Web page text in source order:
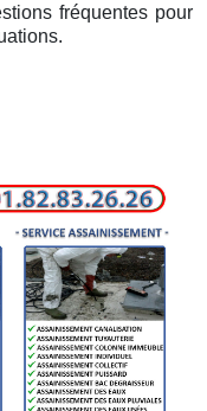
fréquentes pour